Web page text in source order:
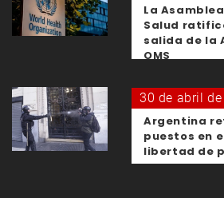
La
Salud
salida de la
OMS
30 de abril
Argentina
puestos en
libertad de